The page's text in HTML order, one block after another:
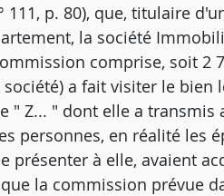
111, p. 80), que, titulaire
la société
comprise, soit 2
a fait visiter le bien
" Z... " dont elle a
personnes, en réalité les
présenter à elle, avaient
la commission prévue